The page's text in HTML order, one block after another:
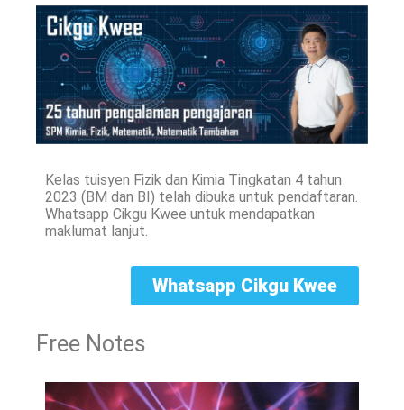
Kelas tuisyen Fizik dan Kimia Tingkatan 4 tahun
2023 (BM dan BI) telah dibuka untuk pendaftaran.
Whatsapp Cikgu Kwee untuk mendapatkan
maklumat lanjut.
Whatsapp Cikgu Kwee
Free Notes